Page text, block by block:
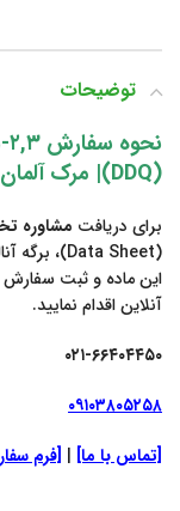
توضیحات
(DDQ)
| مرک آلمان
برای دریافت مشاوره
این ماده و ثبت سفارش
آنلاین اقدام نمایید.
۰۲۱-۶۶۴۰۴۴۵۰
۰۹۱۰۳۸۰۵۲۵۸
[تماس با ما] | [فرم